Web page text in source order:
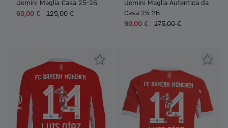
Uomini Maglia Casa 25-26
60,00 €
125,00 €
Uomini Maglia Autentica da
Casa 25-26
90,00 €
175,00 €